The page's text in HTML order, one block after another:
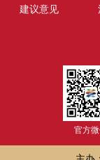
建议意见
官方